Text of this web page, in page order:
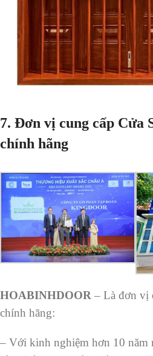
7. Đơn vị cung cấp Cửa
chính hãng
HOABINHDOOR – Là đơn vị
chính hãng:
– Với kinh nghiệm hơn 10 năm